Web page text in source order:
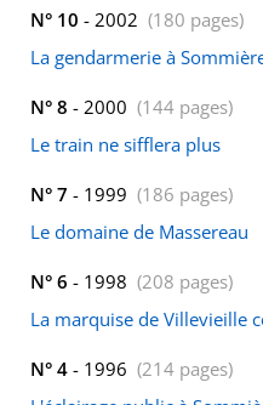
N° 10 - 2002 (180 pages)
La gendarmerie à
N° 8 - 2000 (144 pages)
Le train ne sifflera plus
N° 7 - 1999 (186 pages)
Le domaine de Massereau
N° 6 - 1998 (208 pages)
La marquise de Villevieille
N° 4 - 1996 (214 pages)